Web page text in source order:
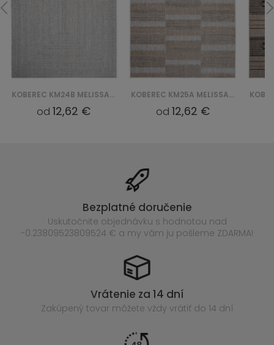
KOBEREC KM24B MELISSA HCV - SZARY
od12,62 €
KOBEREC KM25A MELISSA MAA - SZARY
od 12,62 €
Bezplatné doručenie
Uskutočnite objednávku s hodnotou nad
-0.23809523809524 € a my vám ju pošleme ZDARMA!
Vrátenie za 14 dní
Zakúpený tovar môžete vždy vrátiť do 14 dní